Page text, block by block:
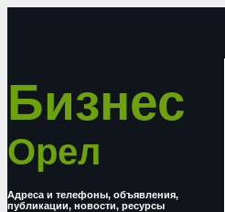
Бизнес
Орел
Адреса и телефоны, объявления,
публикации, новости, ресурсы